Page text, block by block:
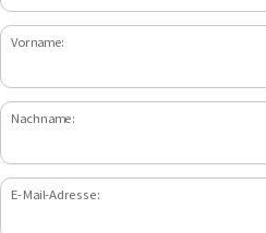
Vorname:
Nachname:
E-Mail-Adresse: